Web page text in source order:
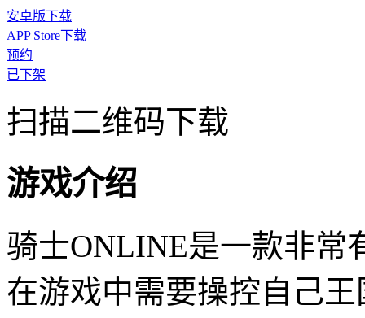
安卓版下载
APP Store下载
预约
已下架
扫描二维码下载
游戏介绍
骑士ONLINE是一款非常
在游戏中需要操控自己